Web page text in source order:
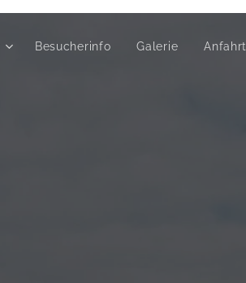
Besucherinfo Galerie Anfahrt